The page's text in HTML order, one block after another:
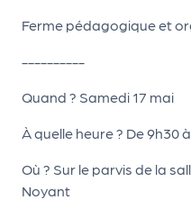
Ferme pédagogique et
----------
Quand ? Samedi 17 mai
À quelle heure ? De 9h30
Où ? Sur le parvis de la
Noyant
ce
s
L
e
k